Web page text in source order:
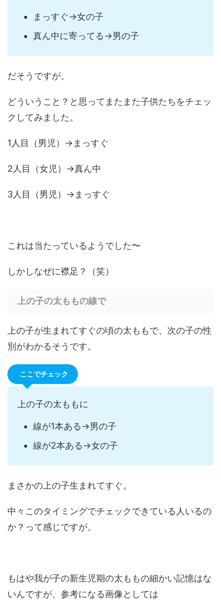
まっすぐ→女の子
真ん中に寄ってる→男の子
だそうですが。
どういうこと？と思ってまたまた子供たちをチェッ
クしてみました。
1人目（男児）→まっすぐ
2人目（女児）→真ん中
3人目（男児）→まっすぐ
これは当たっているようでした〜
しかしなぜに襟足？（笑）
上の子の太ももの線で
上の子が生まれてすぐの頃の太ももで、次の子の性
別がわかるそうです。
ここでチェック
上の子の太ももに
線が1本ある→男の子
線が2本ある→女の子
まさかの上の子生まれてすぐ。
中々このタイミングでチェックできている人いるの
か？って感じですが。
もはや我が子の新生児期の太ももの細かい記憶はな
いんですが、参考になる画像としては